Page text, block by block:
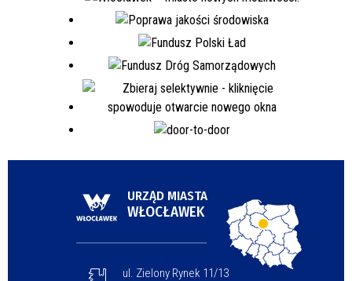
URZĄD MIASTA
WŁOCŁAWEK
ul. Zielony Rynek 11/13